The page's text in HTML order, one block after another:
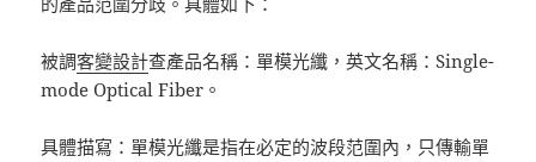
被調客變設計查產品名稱：單模光纖，英文名稱：Single-
mode Optical Fiber。
具體描寫：單模光纖是指在必定的波段范圍內，只傳輸單